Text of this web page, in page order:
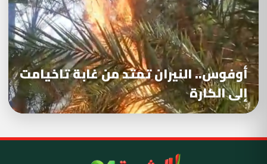
أوفوس.. النيران تمتد من غابة تاخيامت
إلى الكارة